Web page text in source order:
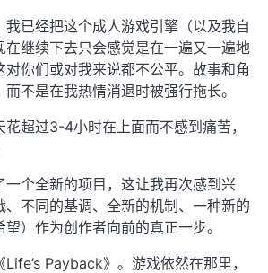
已经把这个成人游戏引擎（以及我自
在继续下去只会感觉是在一遍又一遍地
对你们或对我来说都不公平。故事和角
不是在我热情消退时被强行拖长。
超过3-4小时在上面而不感到痛苦，
一个全新的项目，这让我再次感到兴
、不同的基调、全新的机制、一种新的
）作为创作者向前的真正一步。
Payback》。游戏依然在那里，